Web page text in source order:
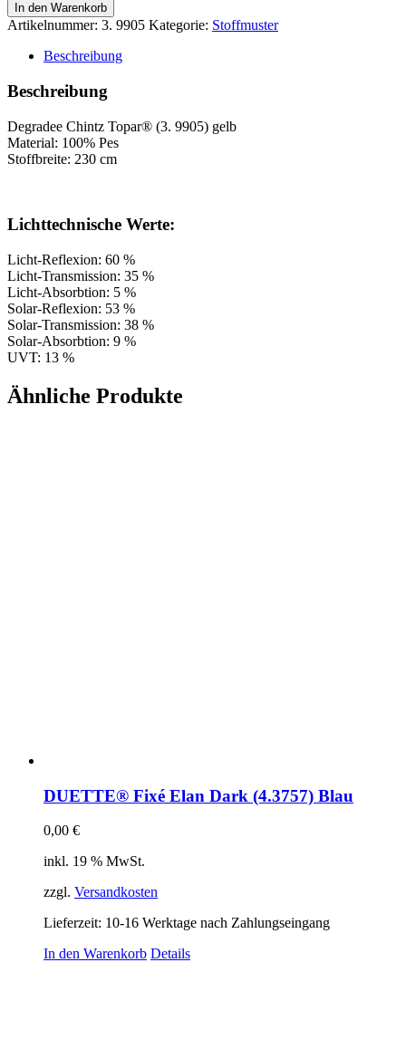
In den Warenkorb
Artikelnummer: 3. 9905 Kategorie: Stoffmuster
Beschreibung
Beschreibung
Degradee Chintz Topar® (3. 9905) gelb
Material: 100% Pes
Stoffbreite: 230 cm
Lichttechnische Werte:
Licht-Reflexion: 60 %
Licht-Transmission: 35 %
Licht-Absorbtion: 5 %
Solar-Reflexion: 53 %
Solar-Transmission: 38 %
Solar-Absorbtion: 9 %
UVT: 13 %
Ähnliche Produkte
DUETTE® Fixé Elan Dark (4.3757) Blau
0,00 €
inkl. 19 % MwSt.
zzgl. Versandkosten
Lieferzeit: 10-16 Werktage nach Zahlungseingang
In den Warenkorb Details